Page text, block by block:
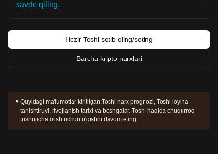
savdo qiling.
Hozir Toshi sotib oling/soting
Barcha kripto narxlari
Quyidagi ma'lumotlar kiritilgan:Toshi narx prognozi, Toshi loyiha
tanishtiruvi, rivojlanish tarixi va boshqalar. Toshi haqida chuqurroq
tushuncha olish uchun o'qishni davom eting.